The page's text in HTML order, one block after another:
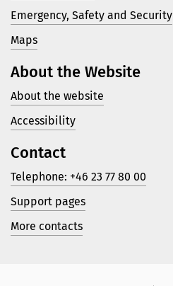
Emergency, Safety and Security
Maps
About the Website
About the website
Accessibility
Contact
Telephone: +46 23 77 80 00
Support pages
More contacts